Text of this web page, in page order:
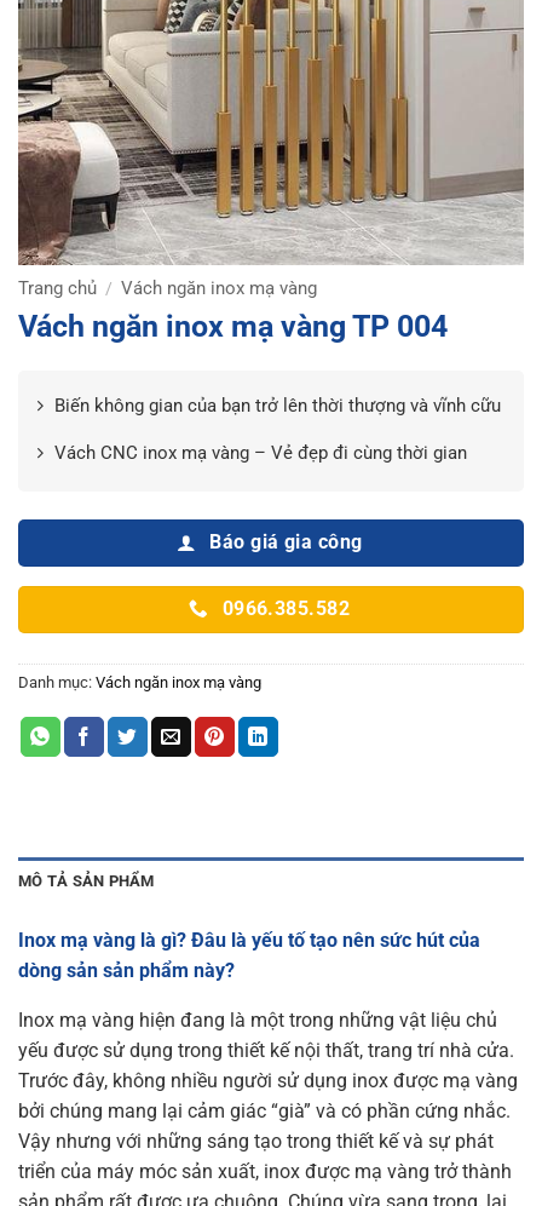
Trang chủ / Vách ngăn inox mạ vàng
Vách ngăn inox mạ vàng TP 004
Biến không gian của bạn trở lên thời thượng và vĩnh cữu
Vách CNC inox mạ vàng – Vẻ đẹp đi cùng thời gian
Báo giá gia công
0966.385.582
Danh mục: Vách ngăn inox mạ vàng
MÔ TẢ SẢN PHẨM
Inox mạ vàng là gì? Đâu là yếu tố tạo nên sức hút của
dòng sản sản phẩm này?
Inox mạ vàng hiện đang là một trong những vật liệu chủ
yếu được sử dụng trong thiết kế nội thất, trang trí nhà cửa.
Trước đây, không nhiều người sử dụng inox được mạ vàng
bởi chúng mang lại cảm giác “già” và có phần cứng nhắc.
Vậy nhưng với những sáng tạo trong thiết kế và sự phát
triển của máy móc sản xuất, inox được mạ vàng trở thành